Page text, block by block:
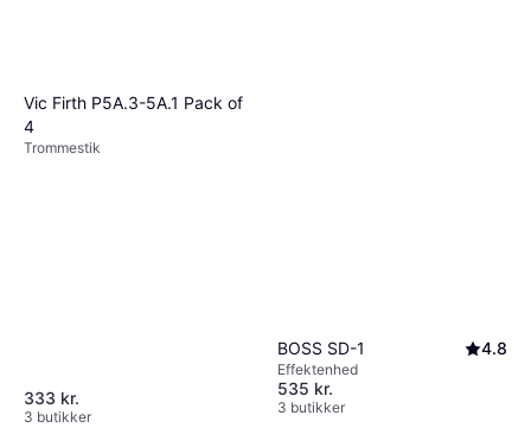
Vic Firth P5A.3-5A.1 Pack of
4
Trommestik
333 kr.
3 butikker
BOSS SD-1 4.8
Effektenhed
535 kr.
3 butikker